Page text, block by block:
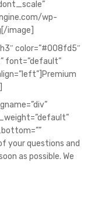
wp-
image]
color=”#008fd5″
font=”default”
your questions and
as possible. We